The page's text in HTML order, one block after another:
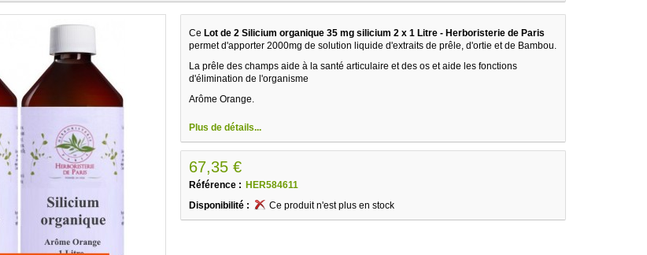
CeLot de 2 Silicium organique 35 mg silicium 2 x 1 Litre - Herboristerie de Paris
permet d'apporter 2000mg de solution liquide d'extraits de prêle, d'ortie et de Bambou.
La prêle des champs aide à la santé articulaire et des os et aide les fonctions
d'élimination de l'organisme
Arôme Orange.
Plus de détails...
67,35 €
Référence : HER584611
Disponibilité :
Ce produit n'est plus en stock